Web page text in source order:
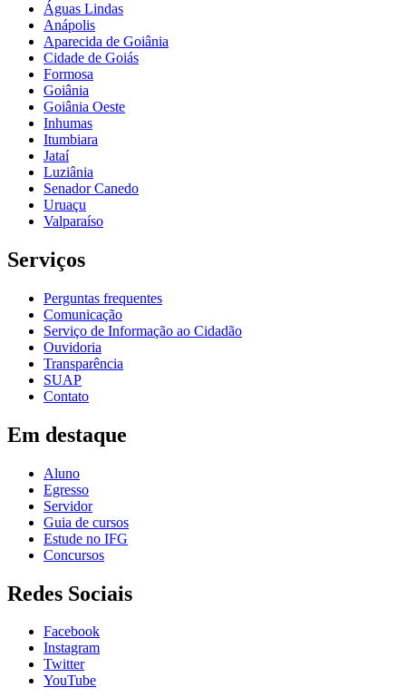
Águas Lindas
Anápolis
Aparecida de Goiânia
Cidade de Goiás
Formosa
Goiânia
Goiânia Oeste
Inhumas
Itumbiara
Jataí
Luziânia
Senador Canedo
Uruaçu
Valparaíso
Serviços
Perguntas frequentes
Comunicação
Serviço de Informação ao Cidadão
Ouvidoria
Transparência
SUAP
Contato
Em destaque
Aluno
Egresso
Servidor
Guia de cursos
Estude no IFG
Concursos
Redes Sociais
Facebook
Instagram
Twitter
YouTube